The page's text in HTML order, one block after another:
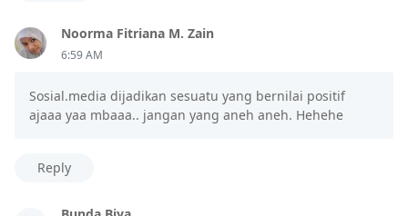
Noorma Fitriana M. Zain
6:59 AM
Sosial.media dijadikan sesuatu yang bernilai positif
ajaaa yaa mbaaa.. jangan yang aneh aneh. Hehehe
Reply